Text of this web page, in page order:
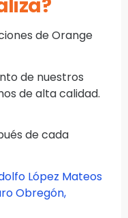
de Orange
de nuestros
de alta calidad.
de cada
López Mateos
Obregón,